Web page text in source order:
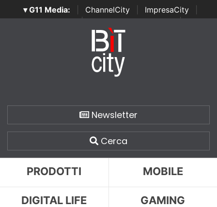
▾ G11 Media: ChannelCity ImpresaCity
SecurityOpenLab | Italian Channel Awards | Italian
Italian Security Awards
Newsletter
Cerca
PRODOTTI MOBILE
DIGITAL LIFE GAMING